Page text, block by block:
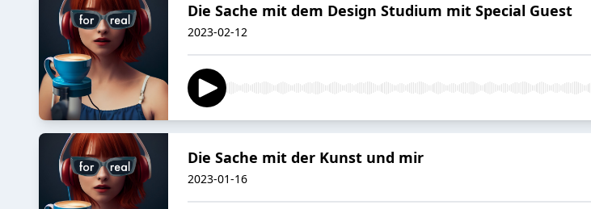
Die Sache mit dem Design Studium mit Special Guest
2023-02-12
Die Sache mit der Kunst und mir
2023-01-16